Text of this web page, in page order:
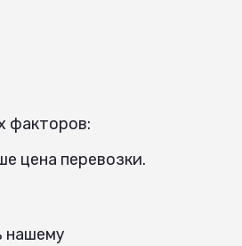
факторов:
цена перевозки.
нашему